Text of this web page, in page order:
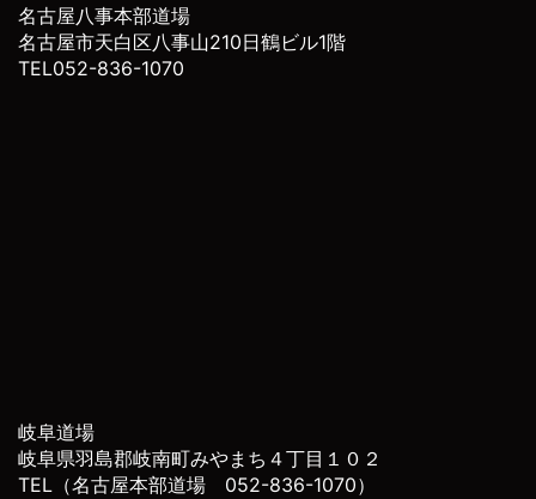
名古屋八事本部道場
名古屋市天白区八事山210日鶴ビル1階
TEL052-836-1070
岐阜道場
岐阜県羽島郡岐南町みやまち４丁目１０２
TEL（名古屋本部道場 052-836-1070）